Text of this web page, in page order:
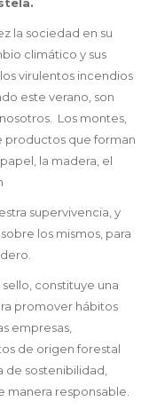
la sociedad en su
climático y sus
virulentos incendios
este verano, son
Los montes,
productos que forman
la madera, el
supervivencia, y
los mismos, para
constituye una
promover hábitos
empresas,
de origen forestal
sostenibilidad,
responsable.